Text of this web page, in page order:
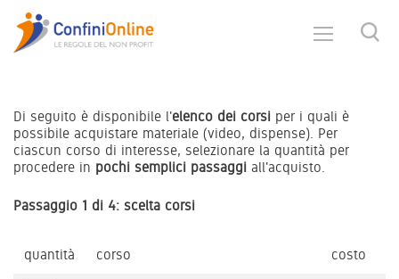
Di seguito è disponibile l'elenco dei corsi per i quali è
possibile acquistare materiale (video, dispense). Per
ciascun corso di interesse, selezionare la quantità per
procedere in pochi semplici passaggi all'acquisto.
Passaggio 1 di 4: scelta corsi
quantità corso costo